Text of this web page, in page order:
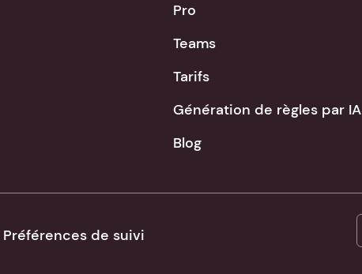
Pro
Teams
Tarifs
Génération de règles par IA
Blog
Préférences de suivi